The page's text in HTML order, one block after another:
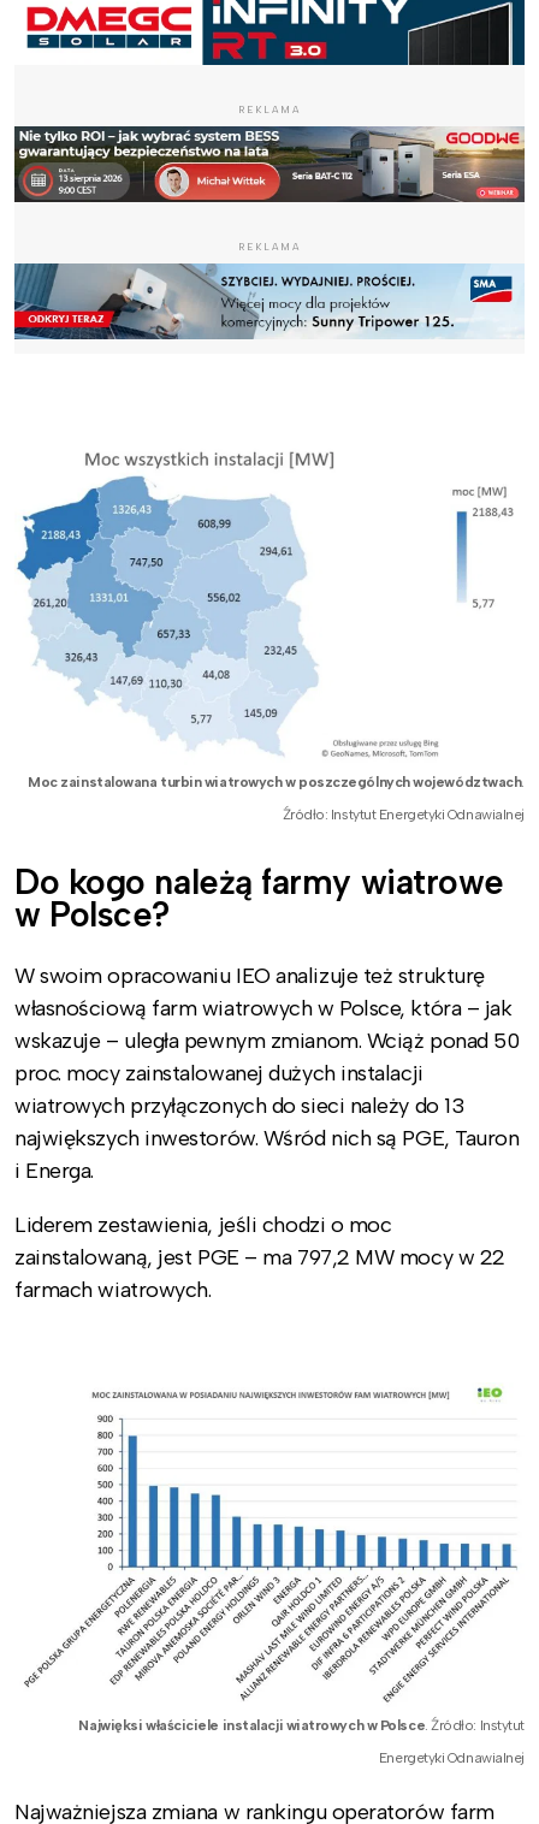
REKLAMA
REKLAMA
Moc zainstalowana turbin wiatrowych w poszczególnych województwach.
Źródło: Instytut Energetyki Odnawialnej
Do kogo należą farmy wiatrowe
w Polsce?
W swoim opracowaniu IEO analizuje też strukturę
własnościową farm wiatrowych w Polsce, która – jak
wskazuje – uległa pewnym zmianom. Wciąż ponad 50
proc. mocy zainstalowanej dużych instalacji
wiatrowych przyłączonych do sieci należy do 13
największych inwestorów. Wśród nich są PGE, Tauron
i Energa.
Liderem zestawienia, jeśli chodzi o moc
zainstalowaną, jest PGE – ma 797,2 MW mocy w 22
farmach wiatrowych.
Najwięksi właściciele instalacji wiatrowych w Polsce . Źródło: Instytut
Energetyki Odnawialnej
Najważniejsza zmiana w rankingu operatorów farm